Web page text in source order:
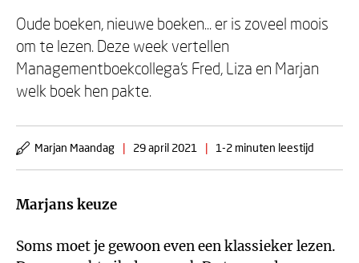
Oude boeken, nieuwe boeken... er is zoveel moois
om te lezen. Deze week vertellen
Managementboekcollega's Fred, Liza en Marjan
welk boek hen pakte.
Marjan Maandag | 29 april 2021 | 1-2 minuten leestijd
Marjans keuze
Soms moet je gewoon even een klassieker lezen.